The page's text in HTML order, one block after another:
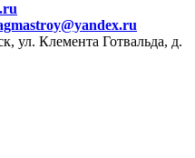
ул. Клемента Готвальда, д.